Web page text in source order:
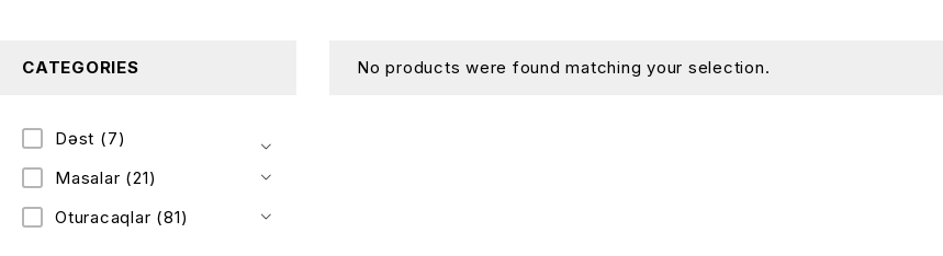
CATEGORIES
Dəst (7)
Masalar (21)
Oturacaqlar (81)
No products were found matching your selection.